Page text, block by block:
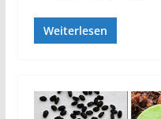
Weiterlesen